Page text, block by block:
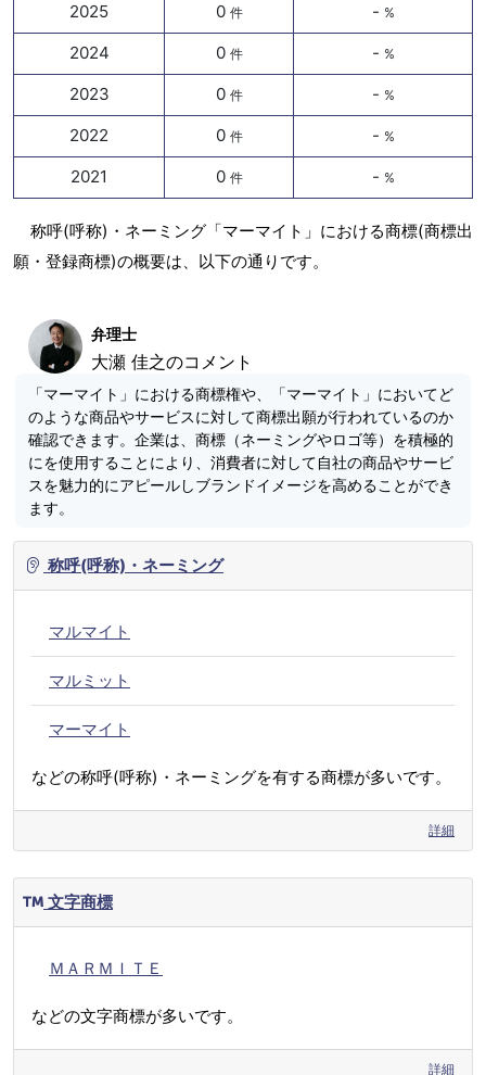
2025
0 件 - %
2024 0 件 - %
2023 0 件 - %
2022 0 件 - %
2021 0 件 - %
称呼(呼称)・ネーミング「マーマイト」における商標(商標出
願・登録商標)の概要は、以下の通りです。
弁理士
大瀬 佳之のコメント
「マーマイト」における商標権や、「マーマイト」においてど
のような商品やサービスに対して商標出願が行われているのか
確認できます。企業は、商標（ネーミングやロゴ等）を積極的
にを使用することにより、消費者に対して自社の商品やサービ
スを魅力的にアピールしブランドイメージを高めることができ
ます。
称呼(呼称)・ネーミング
マルマイト
マルミット
マーマイト
などの称呼(呼称)・ネーミングを有する商標が多いです。
詳細
文字商標
ＭＡＲＭＩＴＥ
などの文字商標が多いです。
詳細